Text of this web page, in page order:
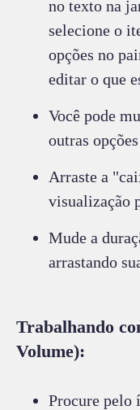
no texto na
selecione o
opções no
editar o que
Você pode
outras
Arraste a
visualização
Mude a
arrastando
Trabalhando
Volume):
Procure pelo